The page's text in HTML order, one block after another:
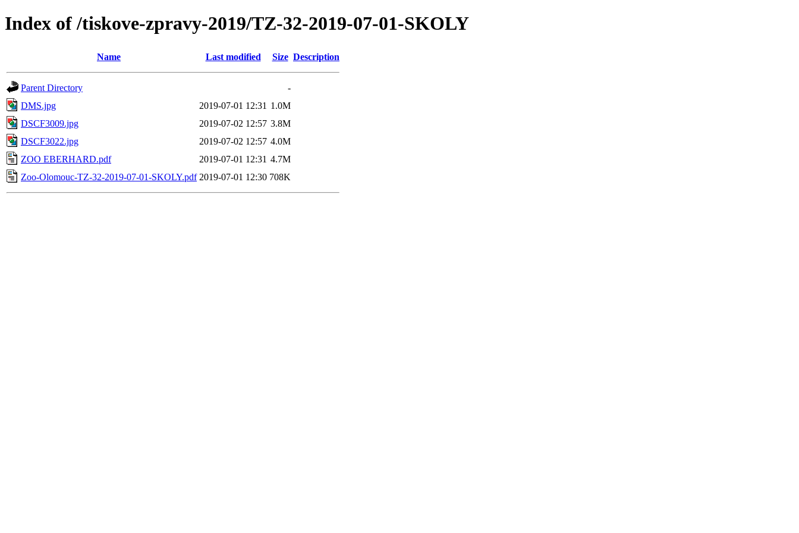
Index of /tiskove-zpravy-2019/TZ-32-2019-07-01-SKOLY
Name Last modified Size Description
Parent Directory
-
DMS.jpg
2019-07-01 12:31 1.0M
DSCF3009.jpg
2019-07-02 12:57 3.8M
DSCF3022.jpg
2019-07-02 12:57 4.0M
ZOO EBERHARD.pdf
2019-07-01 12:31 4.7M
Zoo-Olomouc-TZ-32-2019-07-01-SKOLY.pdf 2019-07-01 12:30 708K